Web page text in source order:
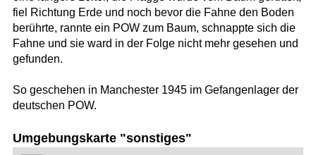
fiel Richtung Erde und noch bevor die Fahne den Boden
berührte, rannte ein POW zum Baum, schnappte sich die
Fahne und sie ward in der Folge nicht mehr gesehen und
gefunden.
So geschehen in Manchester 1945 im Gefangenlager der
deutschen POW.
Umgebungskarte "sonstiges"